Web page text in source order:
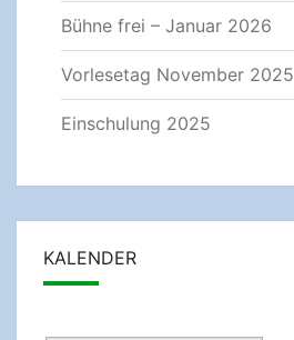
Bühne frei – Januar 2026
Vorlesetag November 2025
Einschulung 2025
KALENDER